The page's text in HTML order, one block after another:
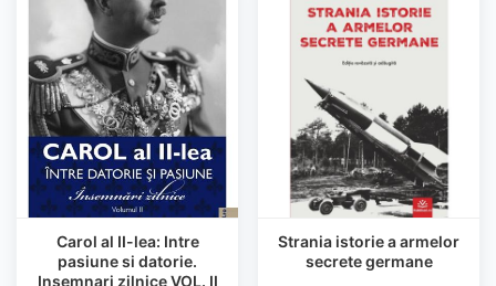
Carol al II-lea: Intre
pasiune si datorie.
Insemnari zilnice VOL. II
Strania istorie a armelor
secrete germane